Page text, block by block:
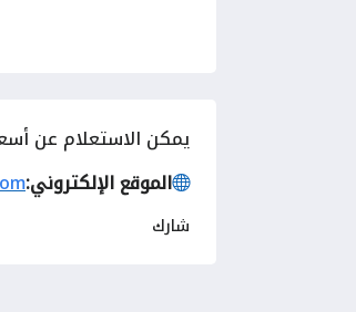
يمكن الاستعلام عن
الموقع الإلكتروني:
شارك